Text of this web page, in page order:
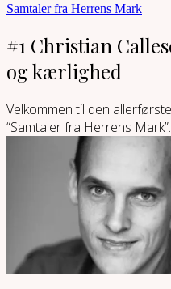
Samtaler fra Herrens Mark
#1 Christian
og kærlighed
Velkommen til den
“Samtaler fra Herrens Mark”.